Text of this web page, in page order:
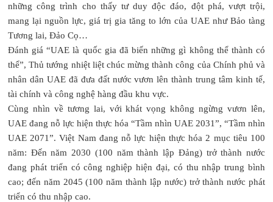
những công trình cho thấy tư duy độc đáo, đột phá, vượt trội,
mang lại nguồn lực, giá trị gia tăng to lớn của UAE như Bảo tàng
Tương lai, Đảo Cọ…
Đánh giá “UAE là quốc gia đã biến những gì không thể thành có
thể”, Thủ tướng nhiệt liệt chúc mừng thành công của Chính phủ và
nhân dân UAE đã đưa đất nước vươn lên thành trung tâm kinh tế,
tài chính và công nghệ hàng đầu khu vực.
Cùng nhìn về tương lai, với khát vọng không ngừng vươn lên,
UAE đang nỗ lực hiện thực hóa “Tầm nhìn UAE 2031”, “Tầm nhìn
UAE 2071”. Việt Nam đang nỗ lực hiện thực hóa 2 mục tiêu 100
năm: Đến năm 2030 (100 năm thành lập Đảng) trở thành nước
đang phát triển có công nghiệp hiện đại, có thu nhập trung bình
cao; đến năm 2045 (100 năm thành lập nước) trở thành nước phát
triển có thu nhập cao.